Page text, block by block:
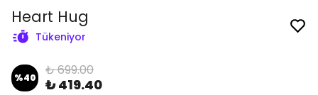
Heart Hug
Tükeniyor
%40 ₺ 699.00
₺ 419.40